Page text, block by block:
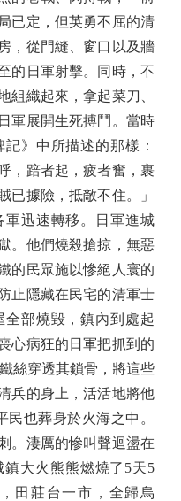
已定，但英勇不屈的清
，從門縫、窗口以及牆
的日軍射擊。同時，不
組織起來，拿起菜刀、
軍展開生死搏鬥。當時
》中所描述的那樣：
，踣者起，疲者奮，裹
已據險，抵敵不住。」
迅速轉移。日軍進城
。他們燒殺搶掠，無惡
的民眾施以慘絕人寰的
止隱藏在民宅的清軍士
部燒毀，鎮內到處起
心病狂的日軍把抓到的
絲穿透其鎖骨，將這些
兵的身上，活活地將他
也葬身於火海之中。
。淒厲的慘叫聲迴盪在
大火熊熊燃燒了5天5
田莊台一市，全歸烏